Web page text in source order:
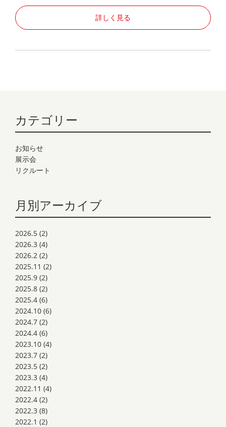
詳しく見る
カテゴリー
お知らせ
展示会
リクルート
月別アーカイブ
2026.5 (2)
2026.3 (4)
2026.2 (2)
2025.11 (2)
2025.9 (2)
2025.8 (2)
2025.4 (6)
2024.10 (6)
2024.7 (2)
2024.4 (6)
2023.10 (4)
2023.7 (2)
2023.5 (2)
2023.3 (4)
2022.11 (4)
2022.4 (2)
2022.3 (8)
2022.1 (2)